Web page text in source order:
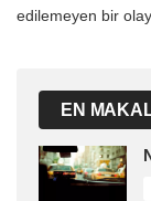
edilemeyen bir
EN